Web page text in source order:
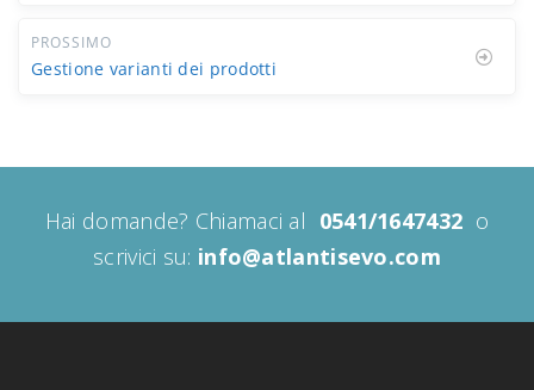
PROSSIMO
Gestione varianti dei prodotti
Hai domande? Chiamaci al 0541/1647432 o
scrivici su: info@atlantisevo.com